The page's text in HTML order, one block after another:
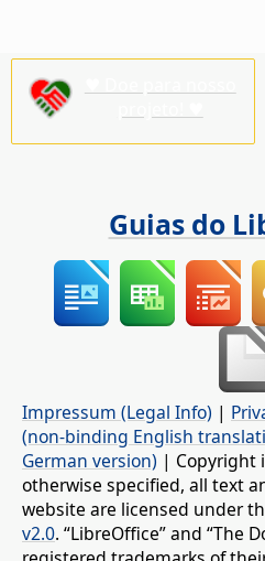
Guias do
Impressum (Legal Info) |
(non-binding English
German version) | Copyright
otherwise specified, all text
website are licensed under
v2.0. “LibreOffice” and “The